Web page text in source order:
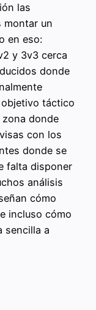
las
montar un
en eso:
y 3v3 cerca
donde
táctico
zona donde
con los
donde se
falta disponer
análisis
cómo
incluso cómo
sencilla a